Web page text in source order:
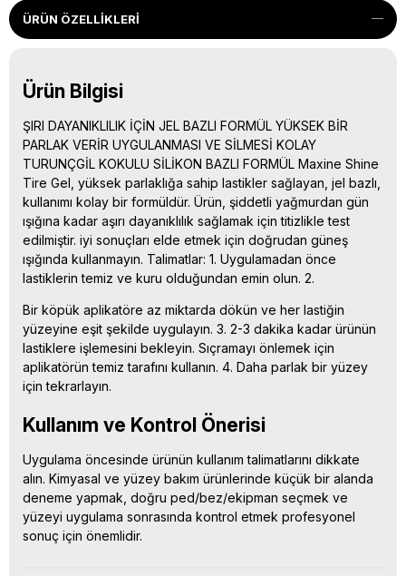
ÜRÜN ÖZELLIKLERI
Ürün Bilgisi
ŞIRI DAYANIKLILIK İÇİN JEL BAZLI FORMÜL YÜKSEK BİR
PARLAK VERİR UYGULANMASI VE SİLMESİ KOLAY
TURUNÇGİL KOKULU SİLİKON BAZLI FORMÜL Maxine Shine
Tire Gel, yüksek parlaklığa sahip lastikler sağlayan, jel bazlı,
kullanımı kolay bir formüldür. Ürün, şiddetli yağmurdan gün
ışığına kadar aşırı dayanıklılık sağlamak için titizlikle test
edilmiştir. iyi sonuçları elde etmek için doğrudan güneş
ışığında kullanmayın. Talimatlar: 1. Uygulamadan önce
lastiklerin temiz ve kuru olduğundan emin olun. 2.
Bir köpük aplikatöre az miktarda dökün ve her lastiğin
yüzeyine eşit şekilde uygulayın. 3. 2-3 dakika kadar ürünün
lastiklere işlemesini bekleyin. Sıçramayı önlemek için
aplikatörün temiz tarafını kullanın. 4. Daha parlak bir yüzey
için tekrarlayın.
Kullanım ve Kontrol Önerisi
Uygulama öncesinde ürünün kullanım talimatlarını dikkate
alın. Kimyasal ve yüzey bakım ürünlerinde küçük bir alanda
deneme yapmak, doğru ped/bez/ekipman seçmek ve
yüzeyi uygulama sonrasında kontrol etmek profesyonel
sonuç için önemlidir.